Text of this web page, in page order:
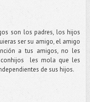
son los padres, los hijos
ser su amigo, el amigo
a tus amigos, no les
conhijos les mola que les
de sus hijos.